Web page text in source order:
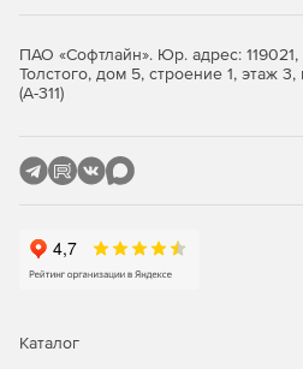
Операционная система Mac
более поздние версии.
ПАО «Софтлайн». Юр. адрес:
Толстого, дом 5, строение 1, этаж
(А-311)
Каталог